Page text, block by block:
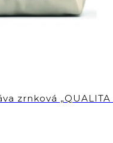
zrnková „QUALITA